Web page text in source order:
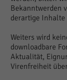
Bekanntwerden
derartige
Weiters wird
downloadbare
Aktualität,
Virenfreiheit